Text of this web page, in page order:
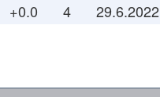
+0.0 4 29.6.2022